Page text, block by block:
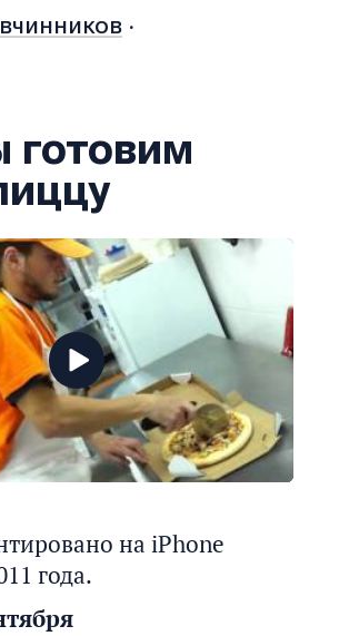
·
готовим
S
на iPhone
года.